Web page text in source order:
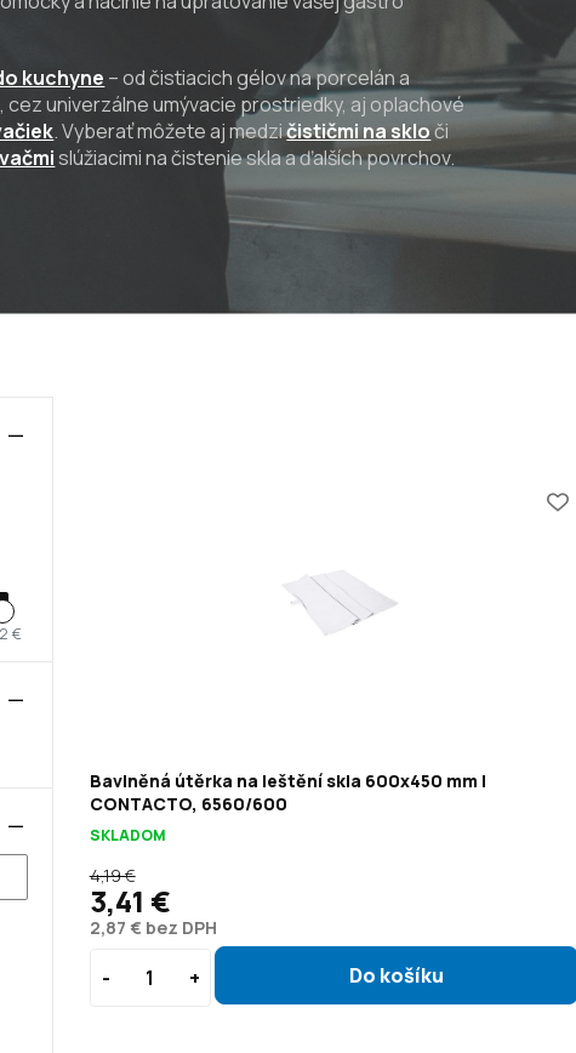
kuchyne – od čistiacich gélov na porcelán a
univerzálne umývacie prostriedky, aj oplachové
. Vyberať môžete aj medzičističmi na skloči
slúžiacimi na čistenie skla a ďalších povrchov.
€
Bavlněná útěrka na leštění skla 600x450 mm |
CONTACTO, 6560/600
SKLADOM
2,87 € bez DPH
4,19 €
3,41 €